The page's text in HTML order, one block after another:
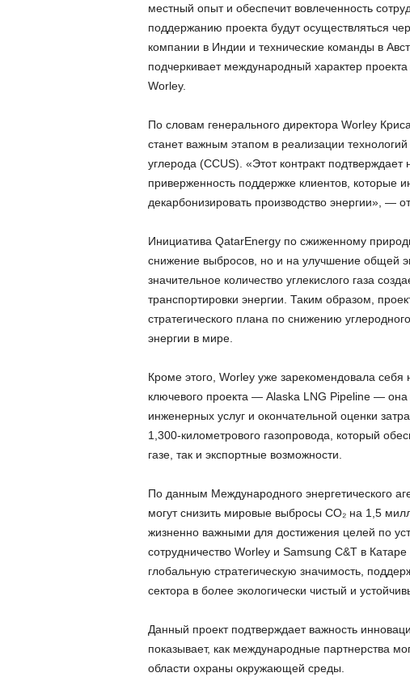
местный опыт и обеспечит вовлеченность
поддержанию проекта будут осуществляться
компании в Индии и технические команды в
подчеркивает международный характер
Worley.
По словам генерального директора Worley
станет важным этапом в реализации
углерода (CCUS). «Этот контракт
приверженность поддержке клиентов, которые
декарбонизировать производство энергии», —
Инициатива QatarEnergy по сжиженному
снижение выбросов, но и на улучшение общей
значительное количество углекислого газа
транспортировки энергии. Таким образом,
стратегического плана по снижению
энергии в мире.
Кроме этого, Worley уже зарекомендовала себя
ключевого проекта — Alaska LNG Pipeline —
инженерных услуг и окончательной оценки
1,300-километрового газопровода, который
газе, так и экспортные возможности.
По данным Международного энергетического
могут снизить мировые выбросы CO₂ на 1,5
жизненно важными для достижения целей по
сотрудничество Worley и Samsung C&T в
глобальную стратегическую значимость,
сектора в более экологически чистый и
Данный проект подтверждает важность
показывает, как международные партнерства
области охраны окружающей среды.